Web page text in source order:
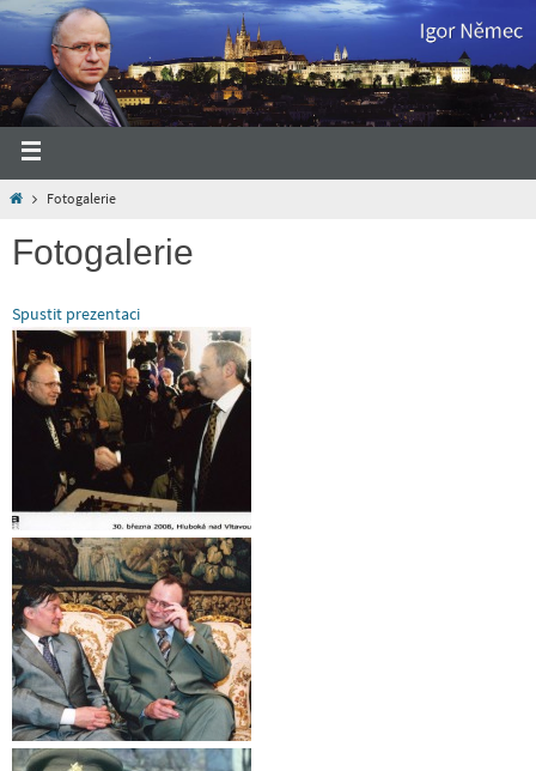
Fotogalerie
Fotogalerie
Spustit prezentaci